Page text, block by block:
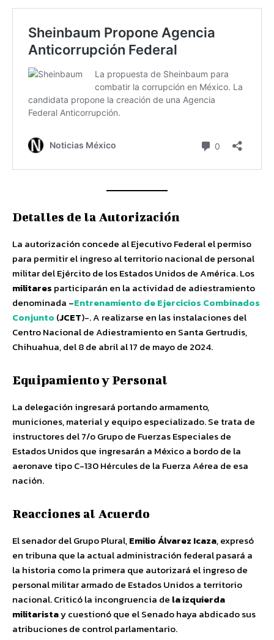
Detalles de la Autorización
La autorización concede al Ejecutivo Federal el permiso
para permitir el ingreso al territorio nacional de personal
militar del Ejército de los Estados Unidos de América. Los
militares participarán en la actividad de adiestramiento
denominada –Entrenamiento de Ejercicios Combinados
Conjunto (JCET)-. A realizarse en las instalaciones del
Centro Nacional de Adiestramiento en Santa Gertrudis,
Chihuahua, del 8 de abril al 17 de mayo de 2024.
Equipamiento y Personal
La delegación ingresará portando armamento,
municiones, material y equipo especializado. Se trata de
instructores del 7/o Grupo de Fuerzas Especiales de
Estados Unidos que ingresarán a México a bordo de la
aeronave tipo C-130 Hércules de la Fuerza Aérea de esa
nación.
Reacciones al Acuerdo
El senador del Grupo Plural,Emilio Álvarez Icaza, expresó
en tribuna que la actual administración federal pasará a
la historia como la primera que autorizará el ingreso de
personal militar armado de Estados Unidos a territorio
nacional. Criticó la incongruencia de la izquierda
militaristay cuestionó que el Senado haya abdicado sus
atribuciones de control parlamentario.